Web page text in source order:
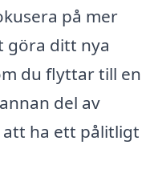
på mer
göra ditt nya
du flyttar till en
del av
ha ett pålitligt